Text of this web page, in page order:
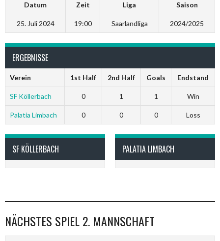
Datum Zeit Liga Saison
25. Juli 2024 19:00 Saarlandliga 2024/2025
ERGEBNISSE
Verein 1st Half 2nd Half Goals Endstand
SF Köllerbach 0 1 1 Win
Palatia Limbach 0 0 0 Loss
SF KÖLLERBACH PALATIA LIMBACH
NÄCHSTES SPIEL 2. MANNSCHAFT